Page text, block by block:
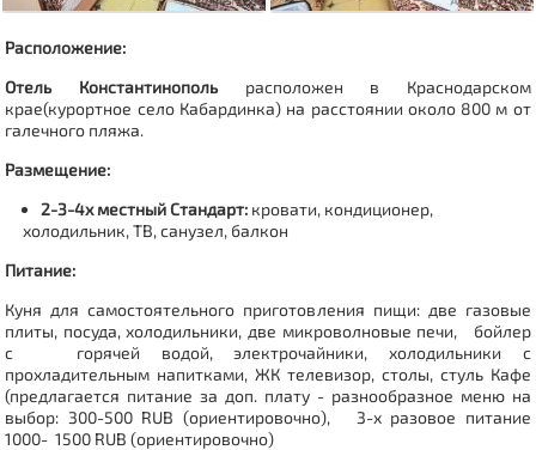
Расположение:
Отель Константинопольрасположен в Краснодарском
крае(курортное село Кабардинка) на расстоянии около 800 м от
галечного пляжа.
Размещение:
2-3-4х местный Стандарт: кровати, кондиционер,
холодильник, ТВ, санузел, балкон
Питание:
Куня для самостоятельного приготовления пищи: две газовые
плиты, посуда, холодильники, две микроволновые печи, бойлер
с горячей водой, электрочайники, холодильники с
прохладительным напитками, ЖК телевизор, столы, стуль Кафе
(предлагается питание за доп. плату - разнообразное меню на
выбор: 300-500 RUB (ориентировочно), 3-х разовое питание
1000- 1500 RUB (ориентировочно)